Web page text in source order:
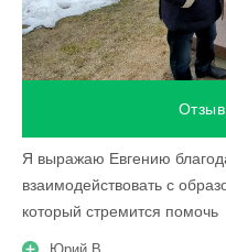
Я выражаю Евгению
взаимодействовать с
который стремится помочь